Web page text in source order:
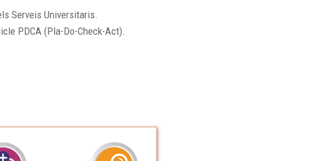
Serveis Universitaris.
PDCA (Pla-Do-Check-Act).